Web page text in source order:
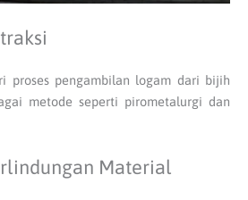
proses pengambilan logam dari bijih
metode seperti pirometalurgi dan
Material